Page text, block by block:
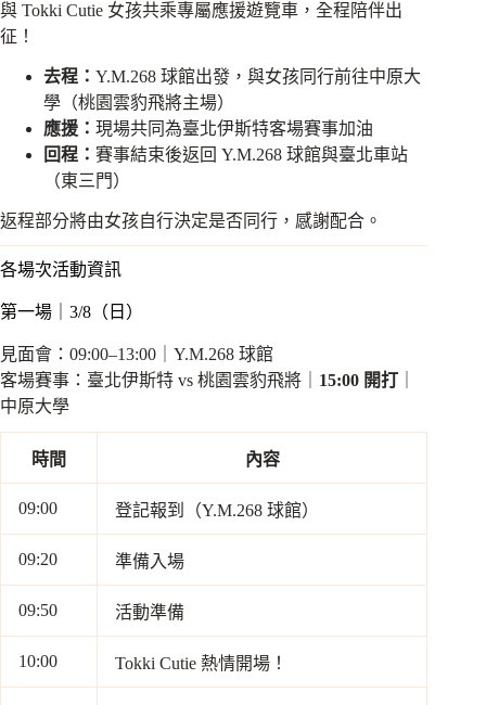
與 Tokki Cutie 女孩共乘專屬應援遊覽車，全程陪伴出
征！
去程： Y.M.268 球館出發，與女孩同行前往中原大
學（桃園雲豹飛將主場）
應援： 現場共同為臺北伊斯特客場賽事加油
回程： 賽事結束後返回 Y.M.268 球館與臺北車站
（東三門）
返程部分將由女孩自行決定是否同行，感謝配合。
各場次活動資訊
第一場｜3/8（日）
見面會：09:00–13:00｜Y.M.268 球館
客場賽事：臺北伊斯特 vs 桃園雲豹飛將｜ 15:00 開打
中原大學
時間 內容
09:00 登記報到（Y.M.268 球館）
09:20 準備入場
09:50 活動準備
10:00 Tokki Cutie 熱情開場！